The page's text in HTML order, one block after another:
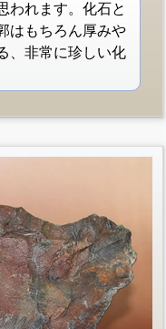
われます。化石と
はもちろん厚みや
、非常に珍しい化